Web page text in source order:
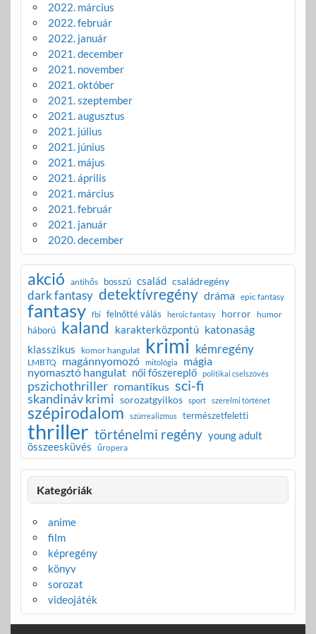
2022. március
2022. február
2022. január
2021. december
2021. november
2021. október
2021. szeptember
2021. augusztus
2021. július
2021. június
2021. május
2021. április
2021. március
2021. február
2021. január
2020. december
akció antihős bosszú család családregény
dark fantasy detektívregény dráma epic fantasy
fantasy fbi felnőtté válás heroic fantasy horror humor
háború kaland karakterközpontú katonaság
klasszikus komor hangulat krimi kémregény
LMBTQ magánnyomozó mitológia mágia
nyomasztó hangulat női főszereplő politikai cselszövés
pszichothriller romantikus sci-fi
skandináv krimi sorozatgyilkos sport szerelmi történet
szépirodalom szürrealizmus természetfeletti
thriller történelmi regény young adult
összeesküvés űropera
Kategóriák
anime
film
képregény
könyv
sorozat
videojáték